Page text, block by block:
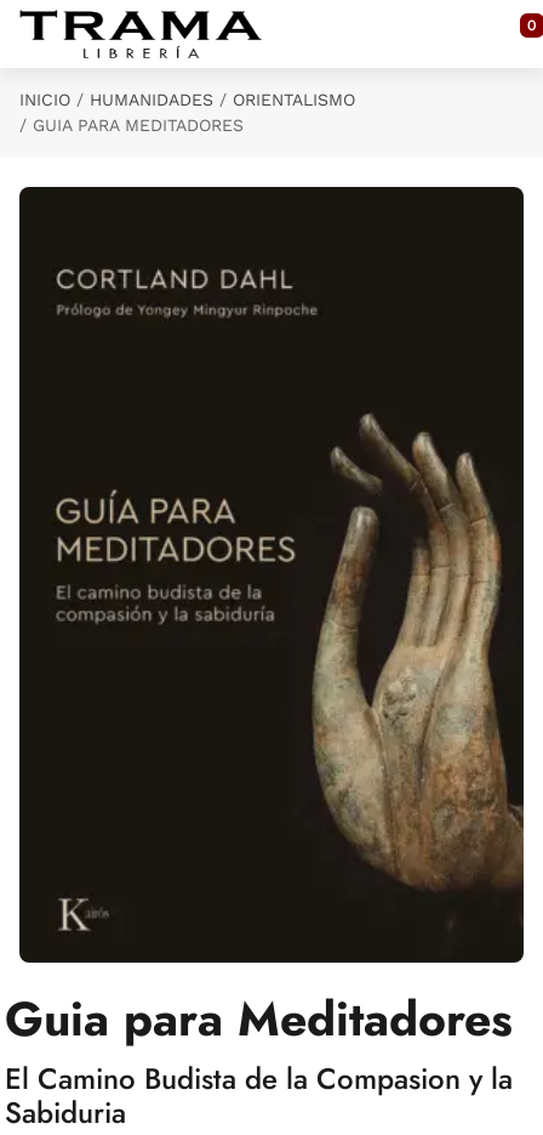
Saltar al contenido principal
0
INICIO HUMANIDADES
ORIENTALISMO
GUIA PARA MEDITADORES
Guia para Meditadores
El Camino Budista de la Compasion y la
Sabiduria